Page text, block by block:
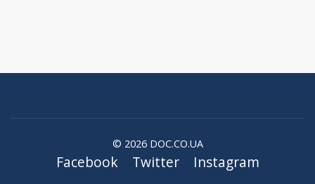
© 2026 DOC.CO.UA
Facebook Twitter Instagram